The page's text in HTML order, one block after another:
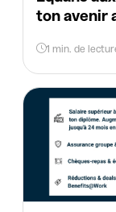
ton avenir
1 min. de